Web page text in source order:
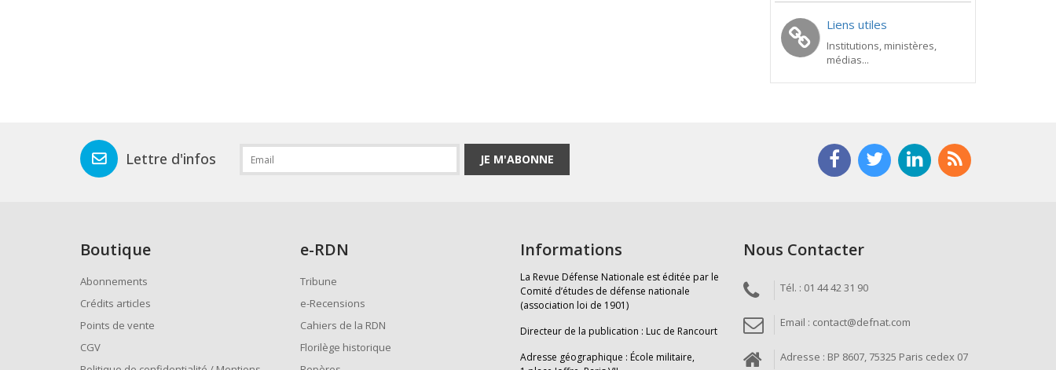
Liens utiles
Institutions, ministères,
médias...
Lettre d'infos JE M'ABONNE
Boutique
Abonnements
Crédits articles
Points de vente
CGV
e-RDN
Tribune
e-Recensions
Cahiers de la RDN
Florilège historique
Informations
La Revue Défense Nationale est éditée par le
Comité d’études de défense nationale
(association loi de 1901)
Directeur de la publication : Luc de Rancourt
Adresse géographique : École militaire,
Nous Contacter
Tél. : 01 44 42 31 90
Email : contact@defnat.com
Adresse : BP 8607, 75325 Paris cedex 07